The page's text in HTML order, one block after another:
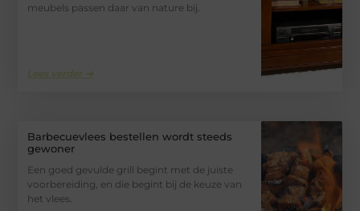
meubels passen daar van nature bij.
Lees verder ➜
Barbecuevlees bestellen wordt steeds
gewoner
Een goed gevulde grill begint met de juiste
voorbereiding, en die begint bij de keuze van
het vlees.